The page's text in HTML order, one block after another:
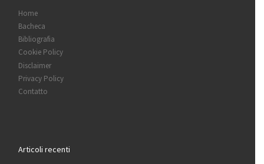
Home
Bacheca
Bibliografia
Cookie Policy
Disclaimer
Privacy Policy
Contatto
Articoli recenti